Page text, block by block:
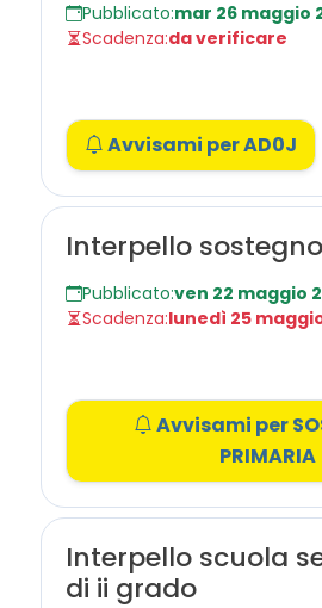
Pubblicato:mar 26 maggio
Scadenza:da verificare
Avvisami per AD0J
Interpello
Pubblicato:ven 22 maggio
Scadenza:lunedì 25
Avvisami per
PRIMARIA
Interpello scuola
di ii grado